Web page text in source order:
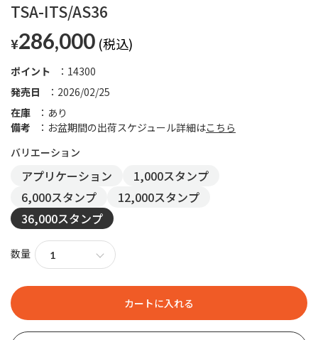
TSA-ITS/AS36
¥286,000
発売日 2026/02/25
ポイント 14300
在庫
あり
備考
お盆期間の出荷スケジュール詳細はこちら
アプリケーション
1,000スタンプ
6,000スタンプ
12,000スタンプ
36,000スタンプ
数量